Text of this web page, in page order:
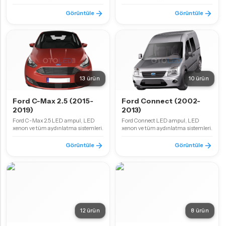
Görüntüle Görüntüle
13 ürün
Ford C-Max 2.5 (2015-
2019)
Ford C-Max 2.5 LED ampul, LED
xenon ve tüm aydınlatma sistemleri.
Görüntüle
10 ürün
Ford Connect (2002-
2013)
Ford Connect LED ampul, LED
xenon ve tüm aydınlatma sistemleri.
Görüntüle
12 ürün 8 ürün